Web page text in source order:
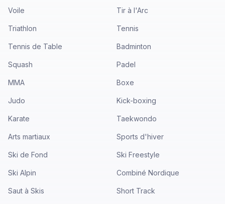
Voile Tir à l'Arc
Triathlon Tennis
Tennis de Table Badminton
Squash Padel
MMA Boxe
Judo Kick-boxing
Karate Taekwondo
Arts martiaux Sports d'hiver
Ski de Fond Ski Freestyle
Ski Alpin Combiné Nordique
Saut à Skis Short Track